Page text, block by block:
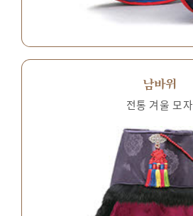
남바위
전통 겨울 모자